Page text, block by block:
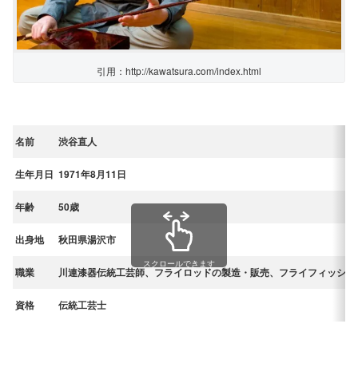
引用：http://kawatsura.com/index.html
名前 渋谷直人
生年月日 1971年8月11日
年齢 50歳
出身地 秋田県湯沢市
職業 川連漆器伝統工芸師、フライロッドの製造・販売、フライフィッシ
資格 伝統工芸士
スクロールできます